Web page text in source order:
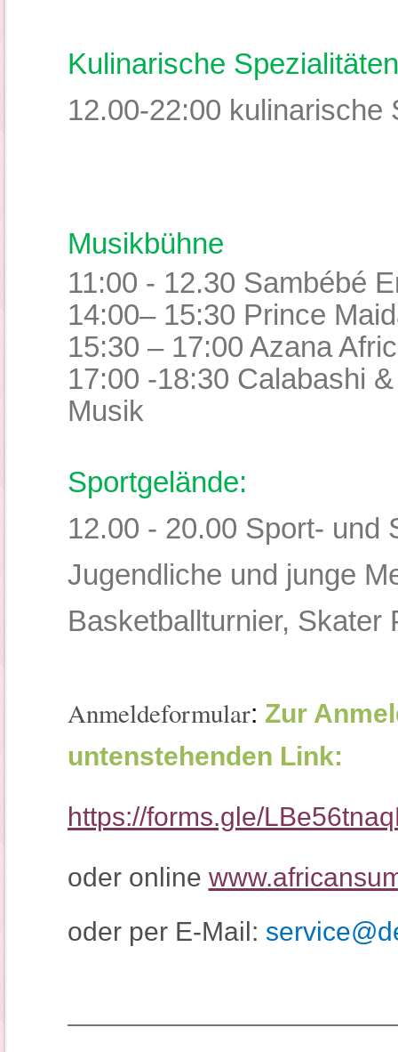
Kulinarische Spezialitäten
12.00-22:00 kulinarische
Musikbühne
11:00 - 12.30 Sambébé
14:00– 15:30 Prince
15:30 – 17:00 Azana
17:00 -18:30 Calabashi
Musik
Sportgelände:
12.00 - 20.00 Sport- und
Jugendliche und junge
Basketballturnier, Skater
Anmeldeformular: Zur
untenstehenden Link:
https://forms.gle/
oder online
oder per E-Mail: